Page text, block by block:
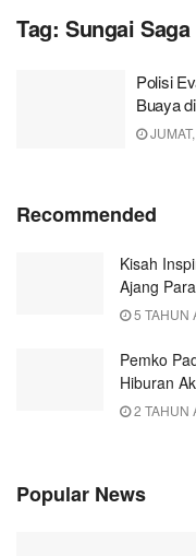
Tag: Sungai
Polisi
Buaya
Recommended
Kisah
Ajang
5 TAHUN
Pemko
Hiburan
2 TAHUN
Popular News